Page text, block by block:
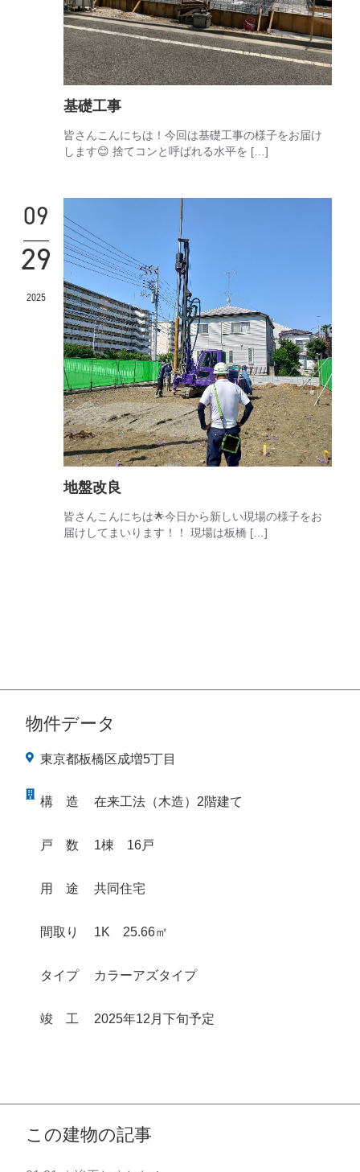
物件データ
東京都板橋区成増5丁目
構 造 在来工法（木造）2階建て
戸 数 1棟 16戸
用 途 共同住宅
間取り 1K 25.66㎡
タイプ カラーアズタイプ
竣 工 2025年12月下旬予定
基礎工事
皆さんこんにちは！今回は基礎工事の様子をお届け
します😊 捨てコンと呼ばれる水平を […]
09
29
2025
地盤改良
皆さんこんにちは🌟今日から新しい現場の様子をお
届けしてまいります！！ 現場は板橋 […]
この建物の記事